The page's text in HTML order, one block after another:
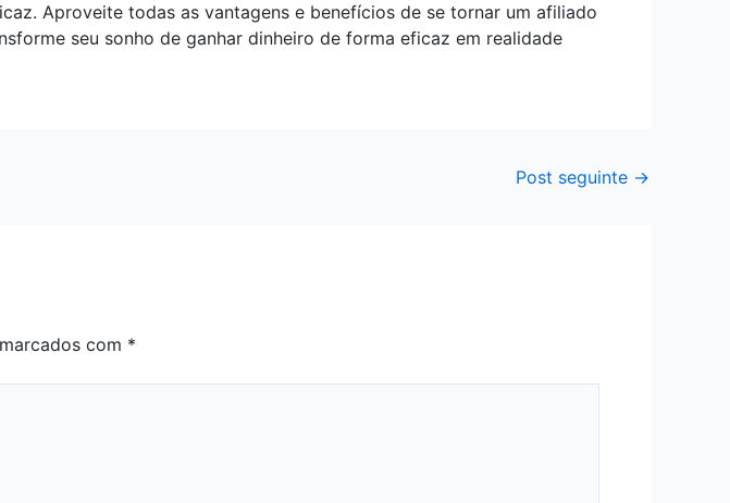
Aproveite todas as vantagens e benefícios de se tornar um afiliado
seu sonho de ganhar dinheiro de forma eficaz em realidade
Post seguinte →
com *